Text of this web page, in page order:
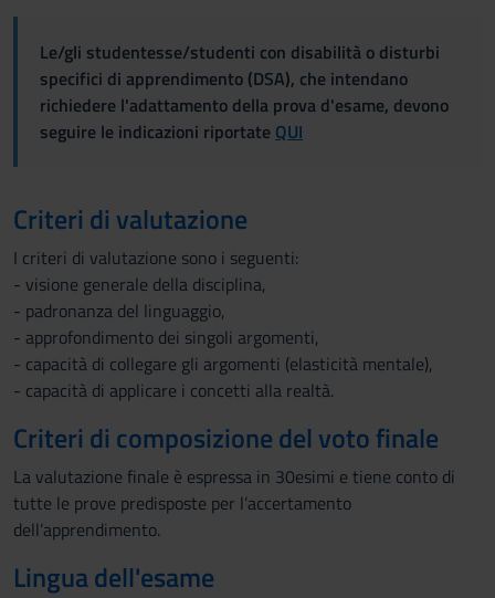
Le/gli studentesse/studenti con disabilità o disturbi
specifici di apprendimento (DSA), che intendano
richiedere l'adattamento della prova d'esame, devono
seguire le indicazioni riportate QUI
Criteri di valutazione
I criteri di valutazione sono i seguenti:
- visione generale della disciplina,
- padronanza del linguaggio,
- approfondimento dei singoli argomenti,
- capacità di collegare gli argomenti (elasticità mentale),
- capacità di applicare i concetti alla realtà.
Criteri di composizione del voto finale
La valutazione finale è espressa in 30esimi e tiene conto di
tutte le prove predisposte per l’accertamento
dell’apprendimento.
Lingua dell'esame